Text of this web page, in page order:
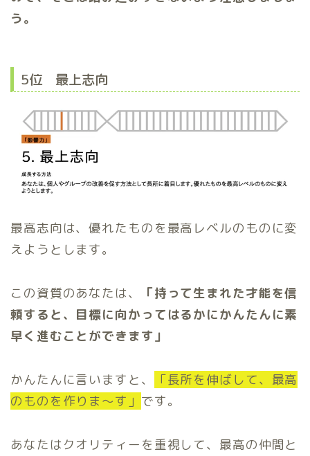
う。
5位 最上志向
最高志向は、優れたものを最高レベルのものに変
えようとします。
この資質のあなたは、
「持って生まれた才能を信
頼すると、目標に向かってはるかにかんたんに素
早く進むことができます」
かんたんに言いますと、
「長所を伸ばして、最高
のものを作りま〜す」 です。
あなたはクオリティーを重視して、最高の仲間と